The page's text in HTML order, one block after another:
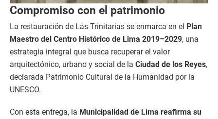
Compromiso con el patrimonio
La restauración de Las Trinitarias se enmarca en el Plan
Maestro del Centro Histórico de Lima 2019–2029, una
estrategia integral que busca recuperar el valor
arquitectónico, urbano y social de la Ciudad de los Reyes,
declarada Patrimonio Cultural de la Humanidad por la
UNESCO.
Con esta entrega, la Municipalidad de Lima reafirma su